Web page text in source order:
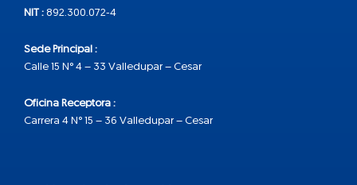
NIT : 892.300.072-4
Sede Principal :
Calle 15 N° 4 – 33 Valledupar – Cesar
Oficina Receptora :
Carrera 4 N° 15 – 36 Valledupar – Cesar